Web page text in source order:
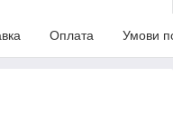
Оплата Умови